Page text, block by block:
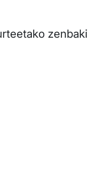
zenbaki